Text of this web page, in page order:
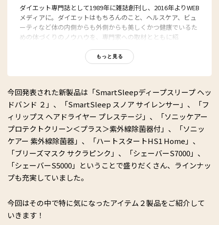
ダイエット専門誌として1989年に雑誌創刊し、2016年よりWEB
メディアに。ダイエットはもちろんのこと、ヘルスケア、ビュ
ーティなど体の内側からも外側からも美しくかつ健康でいるた
めの体づくりのノウハウを、専門家への取材とともに紹
もに、編集部員も自らさまざまなヘルシーネタを日々お試し
もっと見る
今回発表された新製品は「SmartSleepディープスリープ ヘッ
ドバンド ２」、「SmartSleep スノア サイレンサー」、「フ
ィリップス ヘアドライヤー プレステージ」、「ソニッケアー
プロテクトクリーン＜プラス＞紫外線除菌器付」、「ソニッ
ケアー 紫外線除菌器」、「ハートスタートHS1 Home」、
「ブリーズマスク サクラピンク」、「シェーバーS7000」、
「シェーバーS5000」ということで盛りだくさん、ラインナッ
プも充実していました。
今回はその中で特に気になったアイテム２製品をご紹介して
いきます！